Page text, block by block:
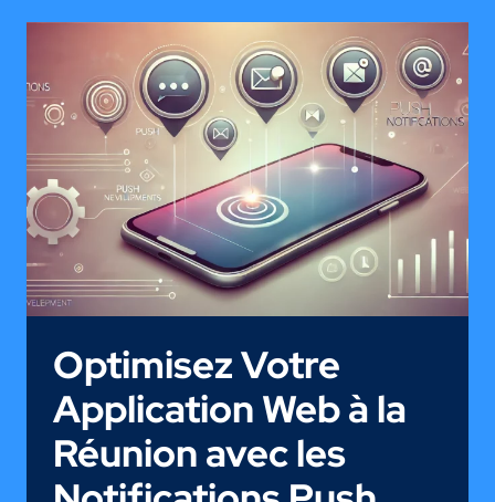
(BEACONS)
DANS
SON
MUSÉE,
JARDIN
COMMERCE
À
LA
RÉUNION
Optimisez Votre
Application Web à la
Réunion avec les